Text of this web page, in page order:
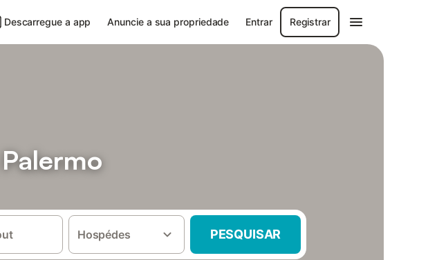
Descarregue a app Anuncie a sua propriedade Entrar Registrar
Hospédes PESQUISAR